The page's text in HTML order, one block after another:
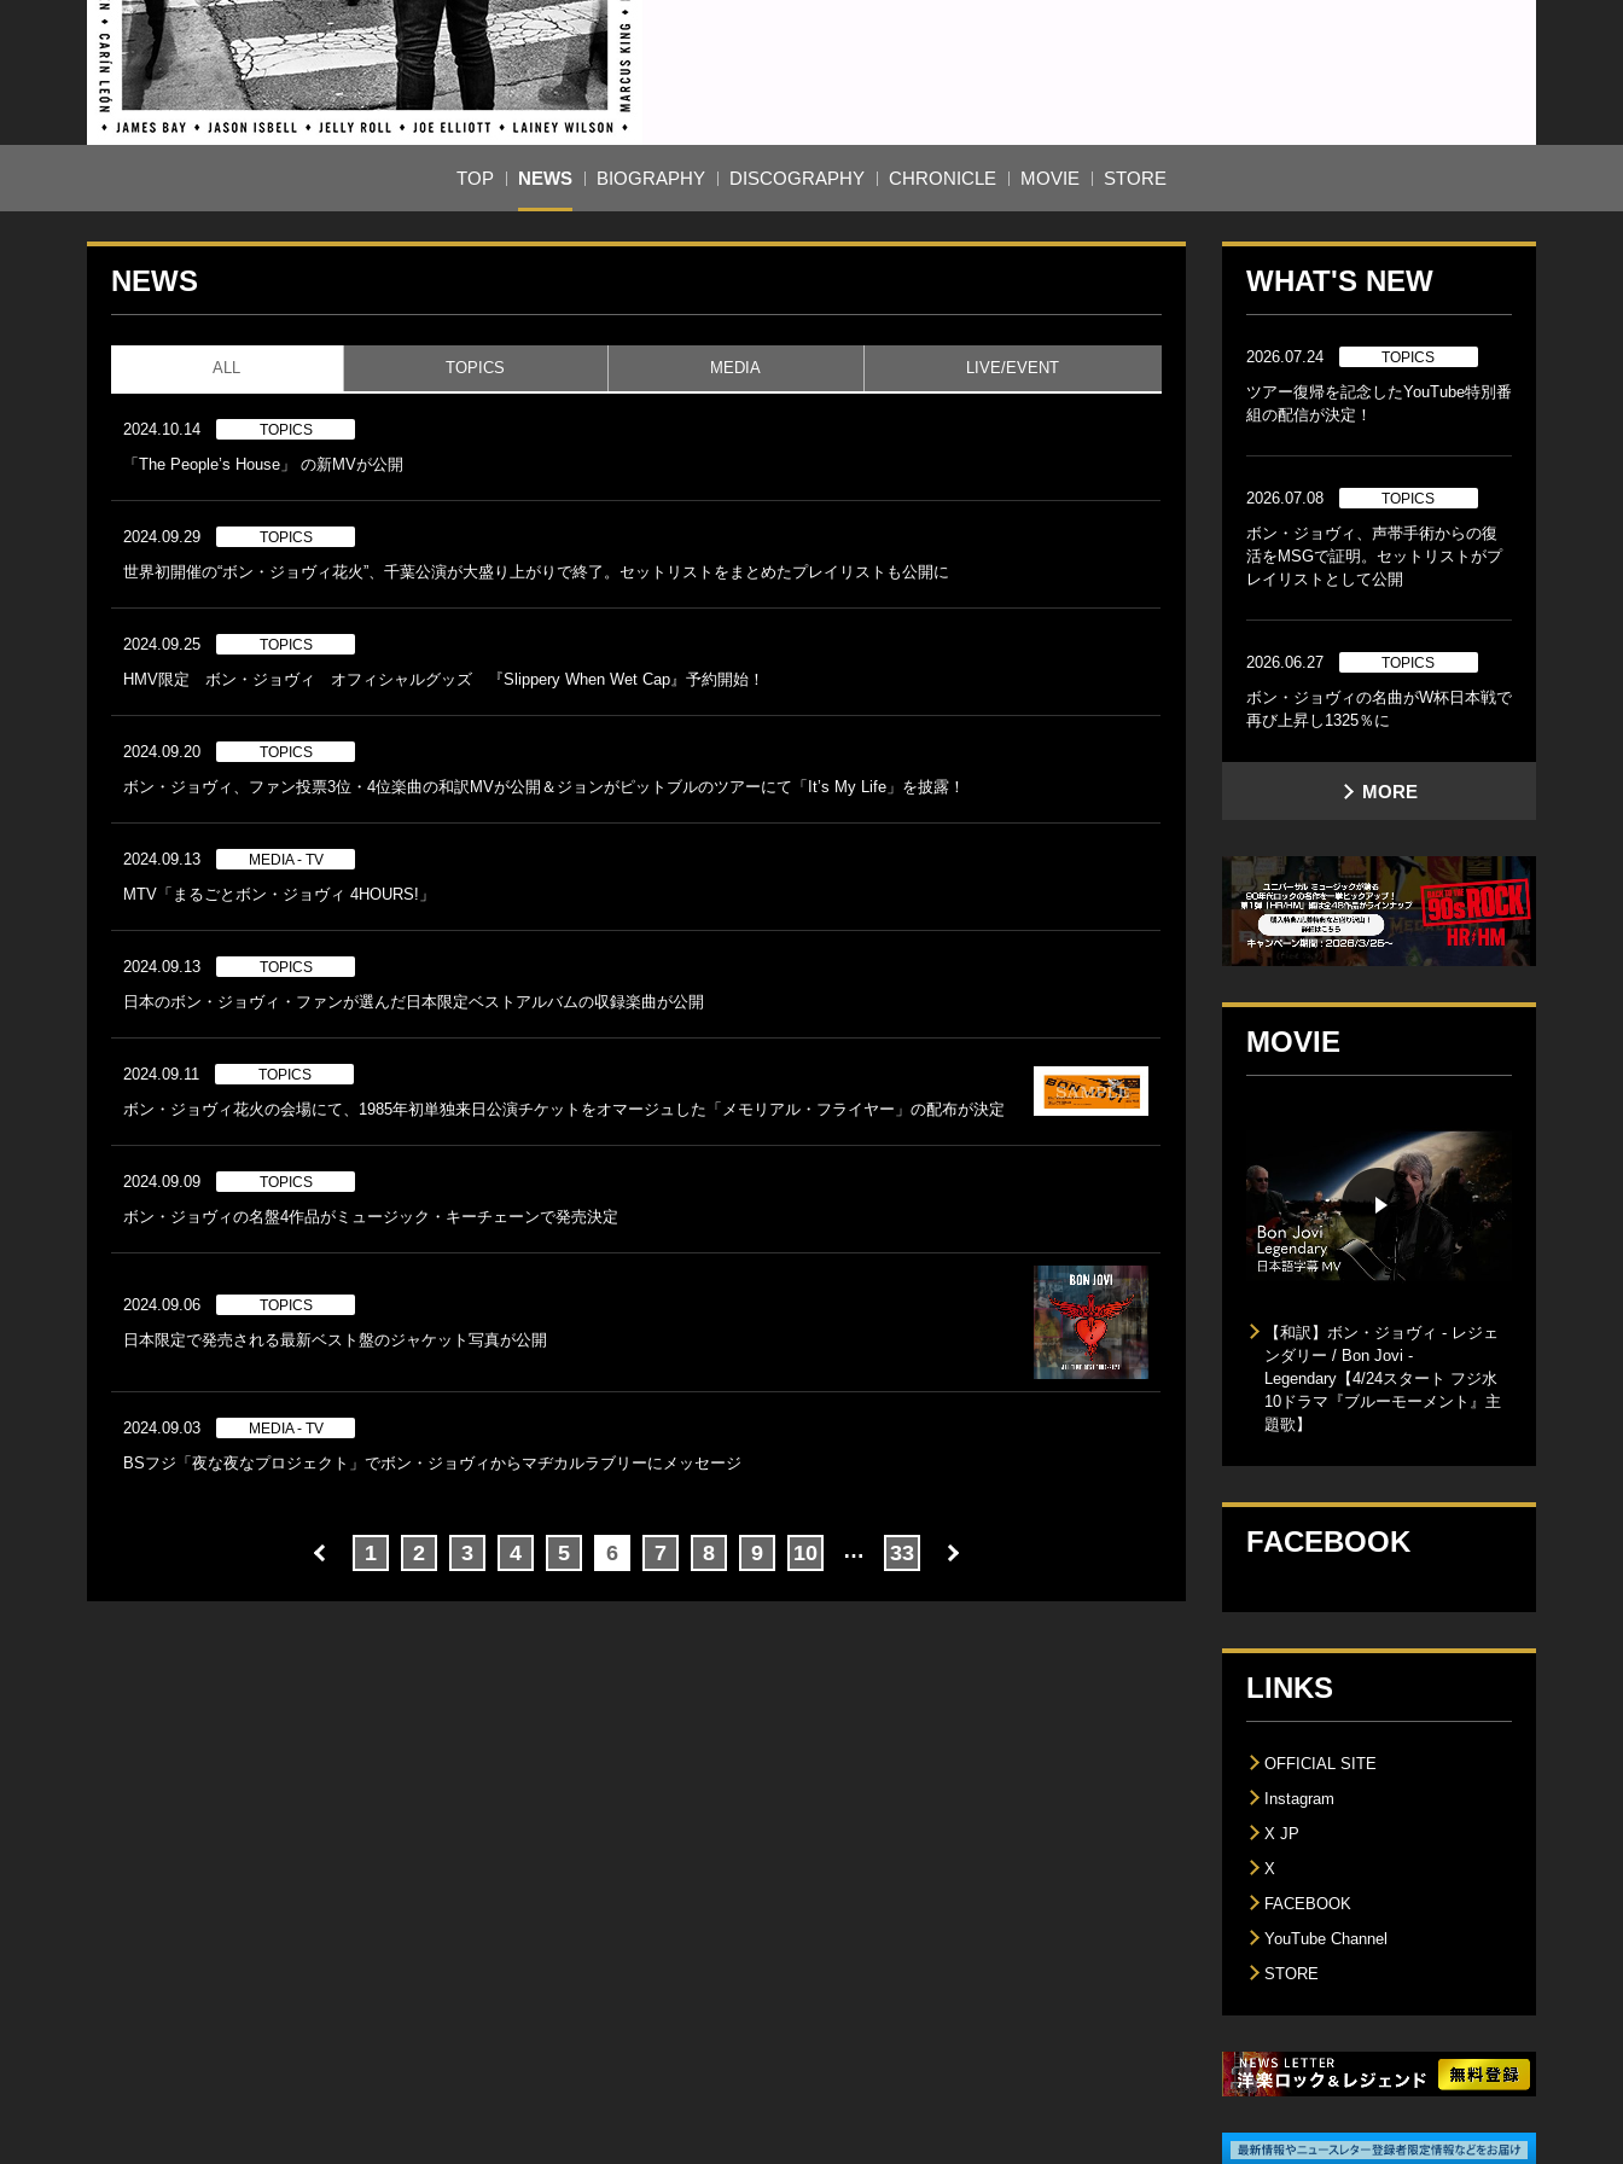
TOP NEWS BIOGRAPHY DISCOGRAPHY CHRONICLE MOVIE STORE
NEWS
ALL TOPICS MEDIA LIVE/EVENT
2024.10.14 TOPICS
「The People’s House」 の新MVが公開
2024.09.29 TOPICS
世界初開催の“ボン・ジョヴィ花火”、千葉公演が大盛り上がりで終了。セットリストをまとめたプレイリストも公開に
2024.09.25 TOPICS
HMV限定 ボン・ジョヴィ オフィシャルグッズ 『Slippery When Wet Cap』予約開始！
2024.09.20 TOPICS
ボン・ジョヴィ、ファン投票3位・4位楽曲の和訳MVが公開＆ジョンがピットブルのツアーにて「It’s My Life」を披露！
2024.09.13 MEDIA - TV
MTV「まるごとボン・ジョヴィ 4HOURS!」
2024.09.13 TOPICS
日本のボン・ジョヴィ・ファンが選んだ日本限定ベストアルバムの収録楽曲が公開
2024.09.11 TOPICS
ボン・ジョヴィ花火の会場にて、1985年初単独来日公演チケットをオマージュした「メモリアル・フライヤー」の配布が決定
2024.09.09 TOPICS
ボン・ジョヴィの名盤4作品がミュージック・キーチェーンで発売決定
2024.09.06 TOPICS
日本限定で発売される最新ベスト盤のジャケット写真が公開
2024.09.03 MEDIA - TV
BSフジ「夜な夜なプロジェクト」でボン・ジョヴィからマヂカルラブリーにメッセージ
1 2 3 4 5 6 7 8 9 10 … 33
WHAT'S NEW
2026.07.24 TOPICS
ツアー復帰を記念したYouTube特別番
組の配信が決定！
2026.07.08 TOPICS
ボン・ジョヴィ、声帯手術からの復
活をMSGで証明。セットリストがプ
レイリストとして公開
2026.06.27 TOPICS
ボン・ジョヴィの名曲がW杯日本戦で
再び上昇し1325％に
MORE
MOVIE
【和訳】ボン・ジョヴィ - レジェ
ンダリー / Bon Jovi -
Legendary【4/24スタート フジ水
10ドラマ『ブルーモーメント』主
題歌】
FACEBOOK
LINKS
OFFICIAL SITE
Instagram
X JP
X
FACEBOOK
YouTube Channel
STORE